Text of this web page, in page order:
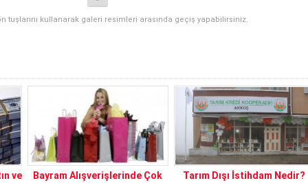
tuşlarını kullanarak galeri resimleri arasında geçiş yapabilirsiniz.
ve
Bayram Alışverişlerinde Çok
Tarım Dışı İstihdam Nedir?